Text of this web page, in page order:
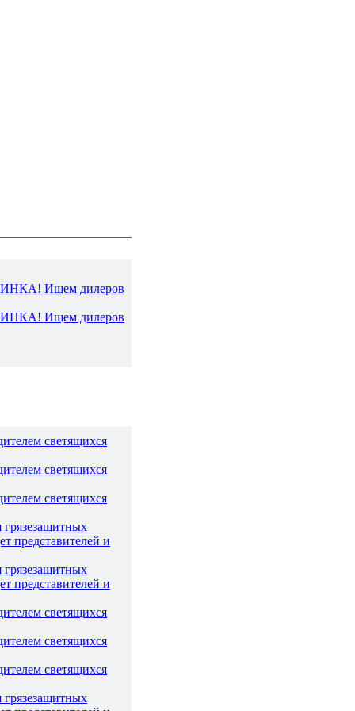
Ищем дилеров
Ищем дилеров
светящихся
светящихся
светящихся
грязезащитных
представителей и
грязезащитных
представителей и
светящихся
светящихся
светящихся
грязезащитных